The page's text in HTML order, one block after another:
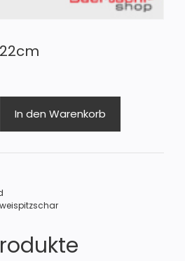
Zweispitzschar
In den Warenkorb